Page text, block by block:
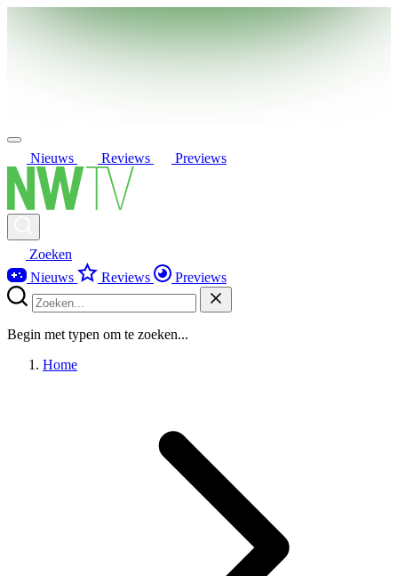
Nieuws Reviews Previews
Zoeken
Nieuws
Reviews Previews
Begin met typen om te zoeken...
Home